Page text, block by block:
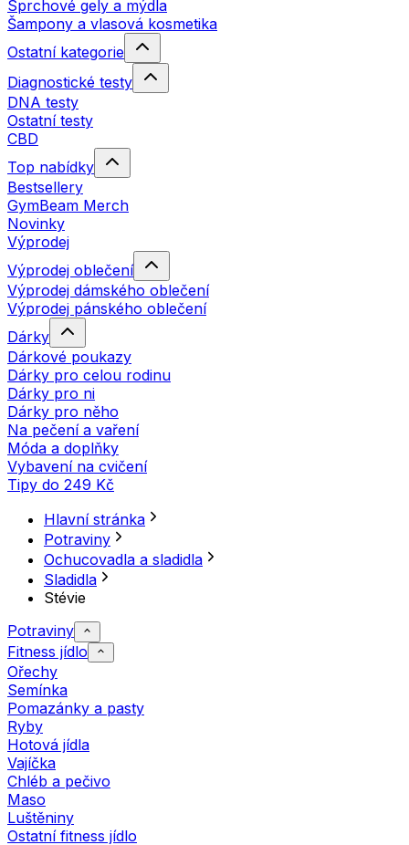
Sprchové gely a mýdla
Šampony a vlasová kosmetika
Ostatní kategorie
Diagnostické testy
DNA testy
Ostatní testy
CBD
Top nabídky
Bestsellery
GymBeam Merch
Novinky
Výprodej
Výprodej oblečení
Výprodej dámského oblečení
Výprodej pánského oblečení
Dárky
Dárkové poukazy
Dárky pro celou rodinu
Dárky pro ni
Dárky pro něho
Na pečení a vaření
Móda a doplňky
Vybavení na cvičení
Tipy do 249 Kč
Hlavní stránka
Potraviny
Ochucovadla a sladidla
Sladidla
Stévie
Potraviny
Fitness jídlo
Ořechy
Semínka
Pomazánky a pasty
Ryby
Hotová jídla
Vajíčka
Chléb a pečivo
Maso
Luštěniny
Ostatní fitness jídlo